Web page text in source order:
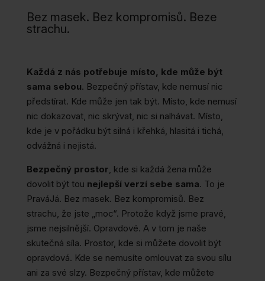
Bez masek. Bez kompromisů. Beze
strachu.
Každá z nás potřebuje místo, kde může být
sama sebou. Bezpečný přístav, kde nemusí nic
předstírat. Kde může jen tak být. Místo, kde nemusí
nic dokazovat, nic skrývat, nic si nalhávat. Místo,
kde je v pořádku být silná i křehká, hlasitá i tichá,
odvážná i nejistá.
Bezpečný prostor, kde si každá žena může
dovolit být tou nejlepší verzí sebe sama. To je
PraváJá. Bez masek. Bez kompromisů. Bez
strachu, že jste „moc“. Protože když jsme pravé,
jsme nejsilnější. Opravdové. A v tom je naše
skutečná síla. Prostor, kde si můžete dovolit být
opravdová. Kde se nemusíte omlouvat za svou sílu
ani za své slzy. Bezpečný přístav, kde můžete